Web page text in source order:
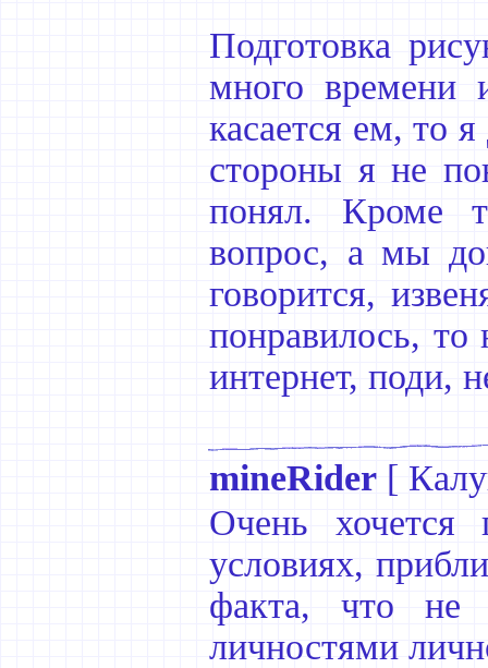
Подготовка
много времени
касается ем, то
стороны я не
понял. Кроме
вопрос, а мы
говорится,
понравилось, то
интернет, поди,
mineRider [
Очень хочется
условиях,
факта, что не
личностями